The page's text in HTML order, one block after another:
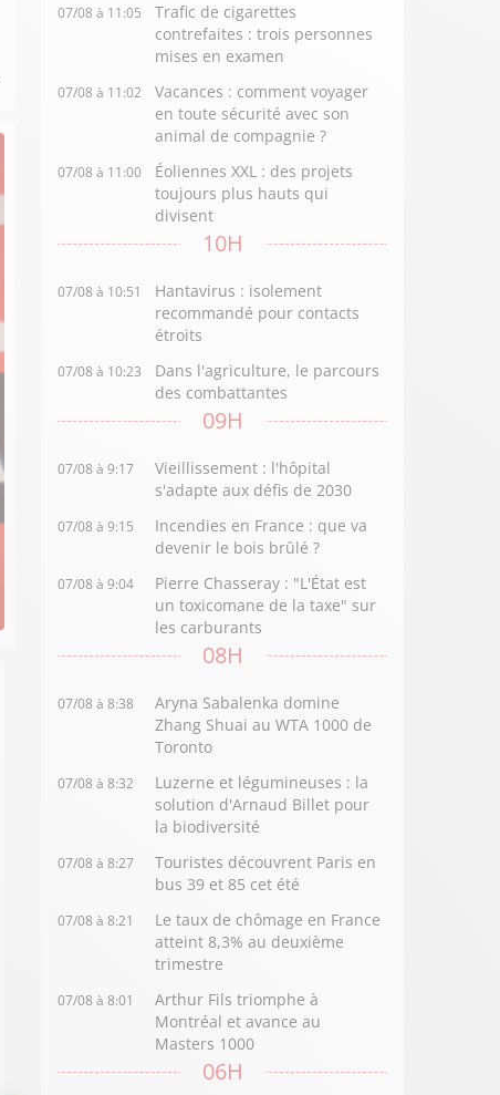
07/08 à 11:05
Trafic de cigarettes
contrefaites : trois personnes
mises en examen
07/08 à 11:02
Vacances : comment voyager
en toute sécurité avec son
animal de compagnie ?
07/08 à 11:00
Éoliennes XXL : des projets
toujours plus hauts qui
divisent
10H
07/08 à 10:51
Hantavirus : isolement
recommandé pour contacts
étroits
07/08 à 10:23
Dans l'agriculture, le parcours
des combattantes
09H
07/08 à 9:17
Vieillissement : l'hôpital
s'adapte aux défis de 2030
07/08 à 9:15
Incendies en France : que va
devenir le bois brûlé ?
07/08 à 9:04
Pierre Chasseray : "L'État est
un toxicomane de la taxe" sur
les carburants
08H
07/08 à 8:38
Aryna Sabalenka domine
Zhang Shuai au WTA 1000 de
Toronto
07/08 à 8:32
Luzerne et légumineuses : la
solution d'Arnaud Billet pour
la biodiversité
07/08 à 8:27
Touristes découvrent Paris en
bus 39 et 85 cet été
07/08 à 8:21
Le taux de chômage en France
atteint 8,3% au deuxième
trimestre
07/08 à 8:01
Arthur Fils triomphe à
Montréal et avance au
Masters 1000
06H